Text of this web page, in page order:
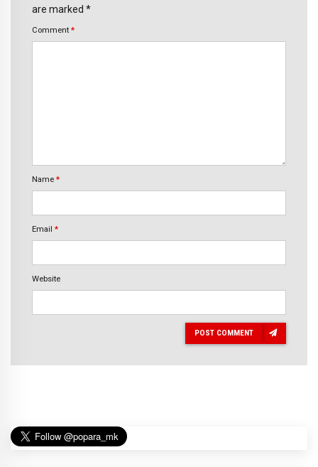
are marked *
Comment *
Name *
Email *
Website
POST COMMENT